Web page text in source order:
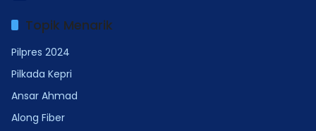
Topik Menarik
Pilpres 2024
Pilkada Kepri
Ansar Ahmad
Along Fiber